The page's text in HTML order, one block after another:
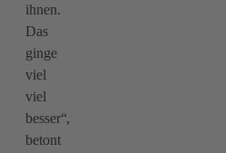
ihnen.
Das
ginge
viel
viel
besser“,
betont